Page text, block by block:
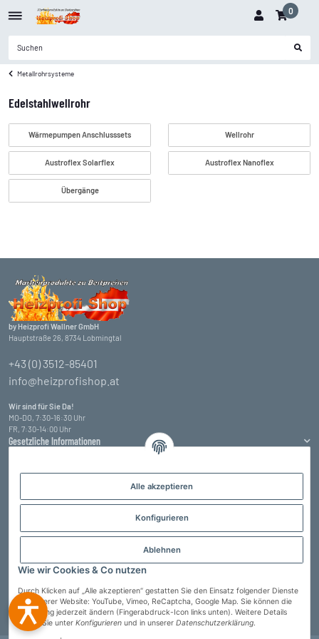
Alle akzeptieren
Konfigurieren
Ablehnen
Wie wir Cookies & Co nutzen
Durch Klicken auf „Alle akzeptieren“ gestatten Sie den Einsatz folgender Dienste
auf unserer Website: YouTube, Vimeo, ReCaptcha, Google Map. Sie können die
Einstellung jederzeit ändern (Fingerabdruck-Icon links unten). Weitere Details
finden Sie unter Konfigurieren und in unserer Datenschutzerklärung.
0
Metallrohrsysteme
Edelstahlwellrohr
Wärmepumpen Anschlusssets Wellrohr
Austroflex Solarflex Austroflex Nanoflex
Übergänge
by Heizprofi Wallner GmbH
Hauptstraße 26, 8734 Lobmingtal
+43 (0) 3512-85401
info@heizprofishop.at
Wir sind für Sie Da!
MO-DO, 7:30-16:30 Uhr
FR, 7:30-14:00 Uhr
Gesetzliche Informationen
Informationen
Zahlungsarten
Vertrag widerrufen